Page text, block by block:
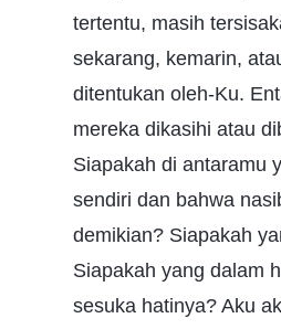
tertentu, masih
sekarang, kemarin,
ditentukan oleh-Ku.
mereka dikasihi atau
Siapakah di antaramu
sendiri dan bahwa
demikian? Siapakah
Siapakah yang dalam
sesuka hatinya? Aku